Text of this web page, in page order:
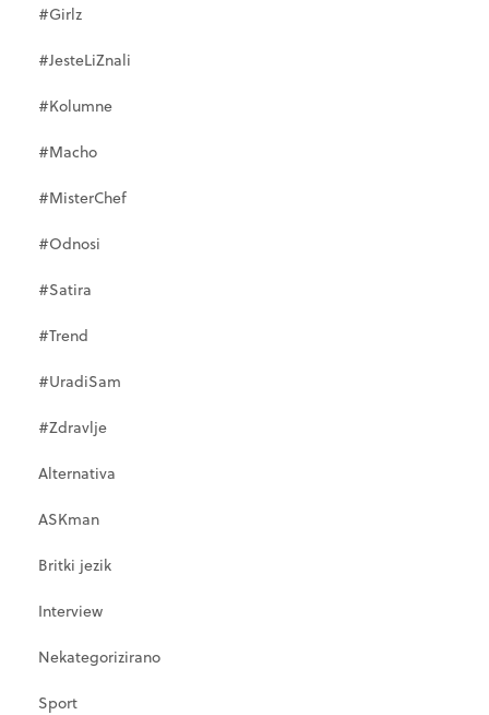
#Girlz
#JesteLiZnali
#Kolumne
#Macho
#MisterChef
#Odnosi
#Satira
#Trend
#UradiSam
#Zdravlje
Alternativa
ASKman
Britki jezik
Interview
Nekategorizirano
Sport